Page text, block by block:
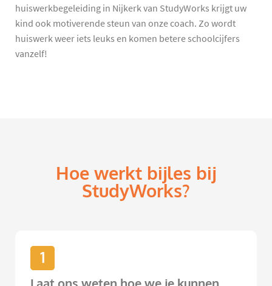
huiswerkbegeleiding in Nijkerk van StudyWorks krijgt uw
kind ook motiverende steun van onze coach. Zo wordt
huiswerk weer iets leuks en komen betere schoolcijfers
vanzelf!
Hoe werkt bijles bij
StudyWorks?
1